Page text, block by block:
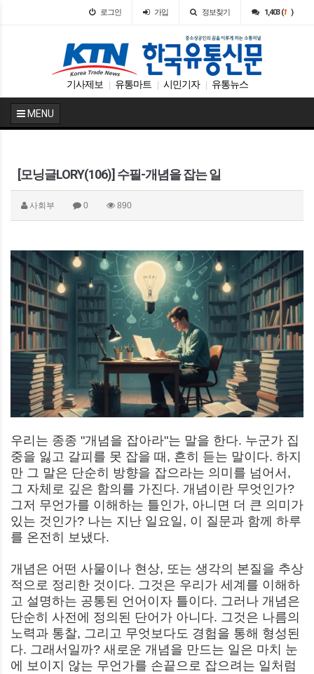
로그인 가입 정보찾기 1,403 (1 )
기사제보 유통마트 시민기자 유통뉴스
MENU
[모닝글LORY(106)] 수필-개념을 잡는 일
사회부 0 890
우리는 종종 "개념을 잡아라"는 말을 한다. 누군가 집
중을 잃고 갈피를 못 잡을 때, 흔히 듣는 말이다. 하지
만 그 말은 단순히 방향을 잡으라는 의미를 넘어서,
그 자체로 깊은 함의를 가진다. 개념이란 무엇인가?
그저 무언가를 이해하는 틀인가, 아니면 더 큰 의미가
있는 것인가? 나는 지난 일요일, 이 질문과 함께 하루
를 온전히 보냈다.
개념은 어떤 사물이나 현상, 또는 생각의 본질을 추상
적으로 정리한 것이다. 그것은 우리가 세계를 이해하
고 설명하는 공통된 언어이자 틀이다. 그러나 개념은
단순히 사전에 정의된 단어가 아니다. 그것은 나름의
노력과 통찰, 그리고 무엇보다도 경험을 통해 형성된
다. 그래서일까? 새로운 개념을 만드는 일은 마치 눈
에 보이지 않는 무언가를 손끝으로 잡으려는 일처럼